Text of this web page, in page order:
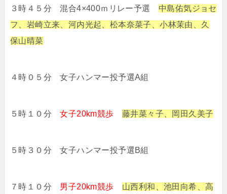
３時４５分 混合4×400ｍリレー予選 中島佑気ジョセ
フ、岩崎立来、河内光起、松本奈菜子、小林茉由、久
保山晴菜
４時０５分 女子ハンマー投予選A組
５時１０分女子20km競歩 藤井菜々子、岡田久美子
５時３０分 女子ハンマー投予選B組
７時１０分 男子20km競歩
山西利和、池田向希、高